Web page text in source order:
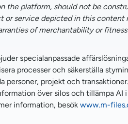
the platform, should not be
service depicted in this
of merchantability or
specialanpassade
processer och säkerställa
projekt och
över silos och tillämpa
information, besök www.m-